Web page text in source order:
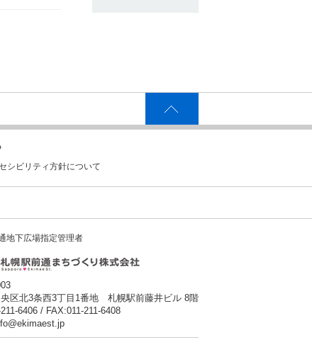
シビリティ方針について
地下広場指定管理者
区北3条西3丁目1番地 札幌駅前藤井ビル 8階
6406 / FAX:011-211-6408